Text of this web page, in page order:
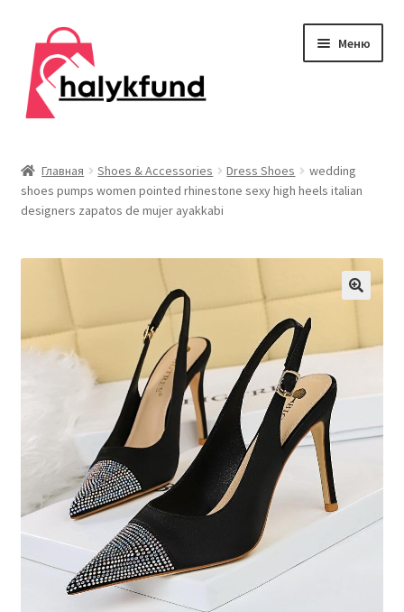
Перейти
навигации
Перейти
содержимому
Меню
меню
Главная
Контакты
Дом и сад
меню
Главная Shoes & Accessories Dress Shoes
wedding
shoes pumps women pointed rhinestone sexy high heels italian
designers zapatos de mujer ayakkabi